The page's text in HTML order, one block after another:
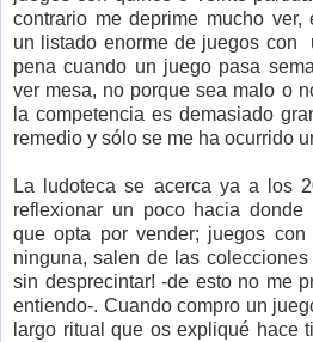
contrario me deprime mucho ver,
un listado enorme de juegos con
pena cuando un juego pasa
ver mesa, no porque sea malo o
la competencia es demasiado
remedio y sólo se me ha ocurrido
La ludoteca se acerca ya a los
reflexionar un poco hacia donde
que opta por vender; juegos
ninguna, salen de las colecciones
sin desprecintar! -de esto no me
entiendo-. Cuando compro un
largo ritual que os expliqué hace